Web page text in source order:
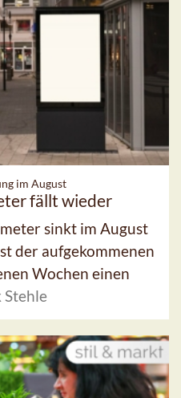
im August
fällt wieder
sinkt im August
der aufgekommenen
Wochen einen